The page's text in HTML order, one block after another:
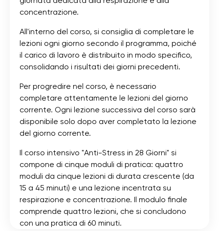
concentrazione.
All'interno del corso, si consiglia di completare le
lezioni ogni giorno secondo il programma, poiché
il carico di lavoro è distribuito in modo specifico,
consolidando i risultati dei giorni precedenti.
Per progredire nel corso, è necessario
completare attentamente le lezioni del giorno
corrente. Ogni lezione successiva del corso sarà
disponibile solo dopo aver completato la lezione
del giorno corrente.
Il corso intensivo "Anti-Stress in 28 Giorni" si
compone di cinque moduli di pratica: quattro
moduli da cinque lezioni di durata crescente (da
15 a 45 minuti) e una lezione incentrata su
respirazione e concentrazione. Il modulo finale
comprende quattro lezioni, che si concludono
con una pratica di 60 minuti.